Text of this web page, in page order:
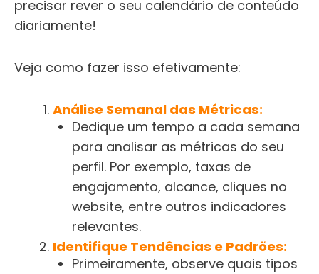
precisar rever o seu calendário de conteúdo
diariamente!
Veja como fazer isso efetivamente:
Análise Semanal das Métricas:
Dedique um tempo a cada semana
para analisar as métricas do seu
perfil. Por exemplo, taxas de
engajamento, alcance, cliques no
website, entre outros indicadores
relevantes.
Identifique Tendências e Padrões:
Primeiramente, observe quais tipos